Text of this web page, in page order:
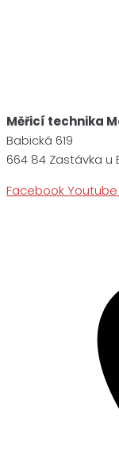
Měřicí technika
Babická 619
664 84 Zastávka u
FacebookYoutube